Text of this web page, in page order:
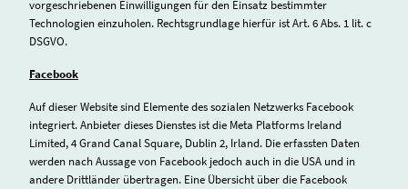
vorgeschriebenen Einwilligungen für den Einsatz bestimmter
Technologien einzuholen. Rechtsgrundlage hierfür ist Art. 6 Abs. 1 lit. c
DSGVO.
Facebook
Auf dieser Website sind Elemente des sozialen Netzwerks Facebook
integriert. Anbieter dieses Dienstes ist die Meta Platforms Ireland
Limited, 4 Grand Canal Square, Dublin 2, Irland. Die erfassten Daten
werden nach Aussage von Facebook jedoch auch in die USA und in
andere Drittländer übertragen. Eine Übersicht über die Facebook